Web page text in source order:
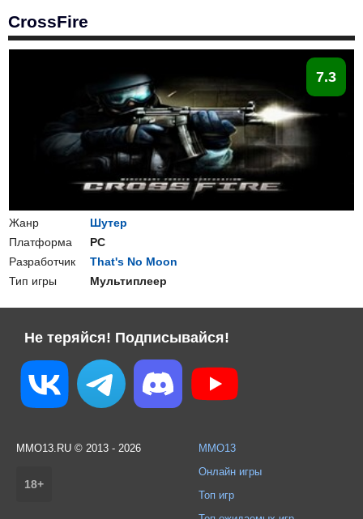
CrossFire
7.3
Жанр
Шутер
Платформа
PC
Разработчик
That's No Moon
Тип игры
Мультиплеер
Не теряйся! Подписывайся!
MMO13.RU © 2013 - 2026
18+
MMO13
Онлайн игры
Топ игр